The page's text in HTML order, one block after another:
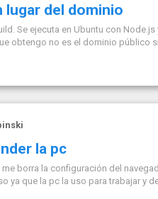
lugar del dominio
Se ejecuta en Ubuntu con Node.js
obtengo no es el dominio público
la pc
borra la configuración del
ya que la pc la uso para trabajar y